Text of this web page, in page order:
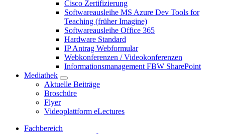
Cisco Zertifizierung
Softwareausleihe MS Azure Dev Tools for
Teaching (früher Imagine)
Softwareausleihe Office 365
Hardware Standard
IP Antrag Webformular
Webkonferenzen / Videokonferenzen
Informationsmanagement FBW SharePoint
Mediathek
Aktuelle Beiträge
Broschüre
Flyer
Videoplattform eLectures
Fachbereich